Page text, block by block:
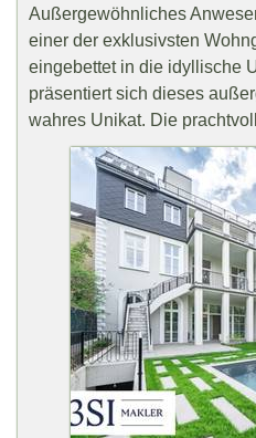
Außergewöhnliches
einer der exklusivsten
eingebettet in die idyllische
präsentiert sich dieses
wahres Unikat. Die